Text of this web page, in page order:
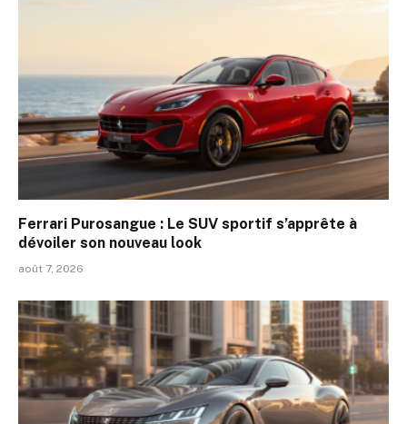
Ferrari Purosangue : Le SUV sportif s’apprête à
dévoiler son nouveau look
août 7, 2026